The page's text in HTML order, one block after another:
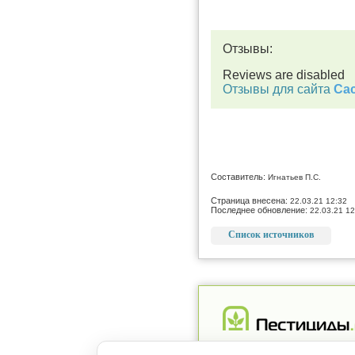
Отзывы:
Reviews are disabled
Отзывы для сайта
Составитель: Игнатьев П.С.
Страница внесена: 22.03.21 12:32
Последнее обновление: 22.03.21
Список источников